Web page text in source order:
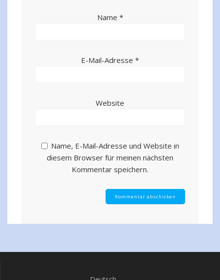
Name *
E-Mail-Adresse *
Website
Name, E-Mail-Adresse und Website in
diesem Browser für meinen nächsten
Kommentar speichern.